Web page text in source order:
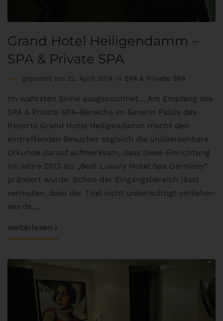
Grand Hotel Heiligendamm –
SPA & Private SPA
gepostet am 22. April 2014 in SPA & Private SPA
Im wahrsten Sinne ausgezeichnet… Am Empfang des
SPA & Private SPA-Bereichs im Severin Palais des
Resorts Grand Hotel Heiligendamm macht den
eintreffenden Besucher sogleich die unübersehbare
Urkunde darauf aufmerksam, dass diese Einrichtung
im Jahre 2013 als „Best Luxury Hotel Spa Germany“
prämiert wurde. Schon der Eingangsbereich lässt
vermuten, dass der Titel nicht unberechtigt verliehen
wurde….
weiterlesen